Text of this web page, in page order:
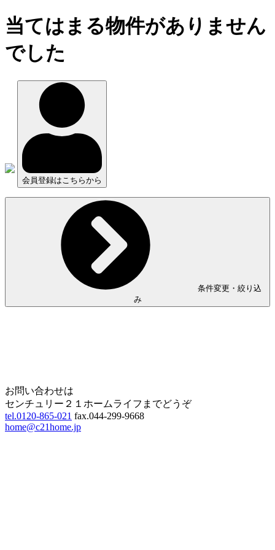
当てはまる物件がありません
でした
会員登録はこちらから
条件変更・絞り込
み
お問い合わせは
センチュリー２１ホームライフまでどうぞ
tel.0120-865-021 fax.044-299-9668
home@c21home.jp